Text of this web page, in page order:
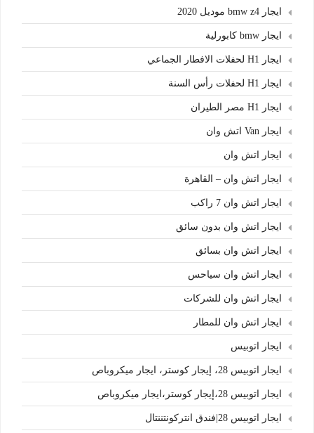
ايجار bmw z4 موديل 2020
ايجار bmw كابورلية
ايجار H1 لحفلات الافطار الجماعي
ايجار H1 لحفلات رأس السنة
ايجار H1 مصر الطيران
ايجار Van اتش وان
ايجار اتش وان
ايجار اتش وان – القاهرة
ايجار اتش وان 7 راكب
ايجار اتش وان بدون سائق
ايجار اتش وان بسائق
ايجار اتش وان سياحس
ايجار اتش وان للشركات
ايجار اتش وان للمطار
ايجار اتوبيس
ايجار اتوبيس 28، إيجار كوستر، ايجار ميكروباص
ايجار اتوبيس 28،إيجار كوستر،ايجار ميكروباص
ايجار اتوبيس 28|فندق انتركونتننتال